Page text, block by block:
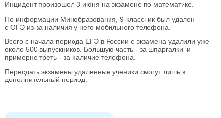
Инцидент произошел 3 июня на экзамене по математике.
По информации Минобразования, 9-классник был удален
с ОГЭ из-за наличия у него мобильного телефона.
Всего с начала периода ЕГЭ в России с экзамена удалили уже
около 500 выпускников. Большую часть - за шпаргалки, и
примерно треть - за наличие телефона.
Пересдать экзамены удаленные ученики смогут лишь в
дополнительный период.